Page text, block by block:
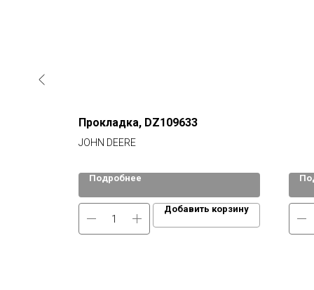
Прокладка, DZ109633
JOHN DEERE
Подробнее
Добавить корзину